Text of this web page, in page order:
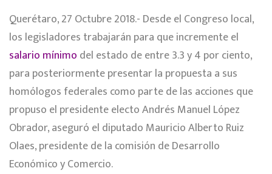
Querétaro, 27 Octubre 2018.- Desde el Congreso local,
los legisladores trabajarán para que incremente el
salario mínimo del estado de entre 3.3 y 4 por ciento,
para posteriormente presentar la propuesta a sus
homólogos federales como parte de las acciones que
propuso el presidente electo Andrés Manuel López
Obrador, aseguró el diputado Mauricio Alberto Ruiz
Olaes, presidente de la comisión de Desarrollo
Económico y Comercio.